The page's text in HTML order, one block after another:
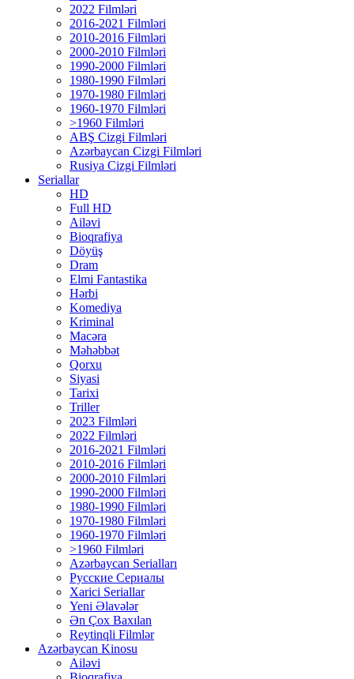
2022 Filmləri
2016-2021 Filmləri
2010-2016 Filmləri
2000-2010 Filmləri
1990-2000 Filmləri
1980-1990 Filmləri
1970-1980 Filmləri
1960-1970 Filmləri
>1960 Filmləri
ABŞ Cizgi Filmləri
Azərbaycan Cizgi Filmləri
Rusiya Cizgi Filmləri
Seriallar
HD
Full HD
Ailəvi
Bioqrafiya
Döyüş
Dram
Elmi Fantastika
Hərbi
Komediya
Kriminal
Macəra
Məhəbbət
Qorxu
Siyasi
Tarixi
Triller
2023 Filmləri
2022 Filmləri
2016-2021 Filmləri
2010-2016 Filmləri
2000-2010 Filmləri
1990-2000 Filmləri
1980-1990 Filmləri
1970-1980 Filmləri
1960-1970 Filmləri
>1960 Filmləri
Azərbaycan Serialları
Русские Сериалы
Xarici Seriallar
Yeni Əlavələr
Ən Çox Baxılan
Reytinqli Filmlər
Azərbaycan Kinosu
Ailəvi